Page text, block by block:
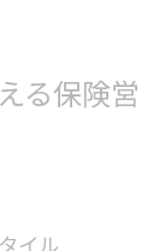
る保険営
イル